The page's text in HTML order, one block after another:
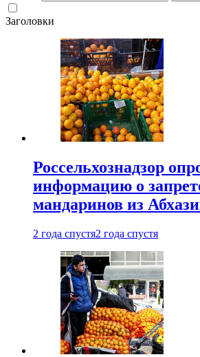
Заголовки
Россельхознадзор
информацию о
мандаринов из
2 года спустя2 года спустя